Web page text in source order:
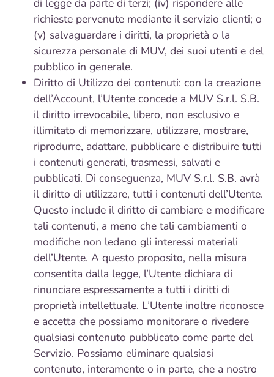
di legge da parte di terzi; (iv) rispondere alle
richieste pervenute mediante il servizio clienti; o
(v) salvaguardare i diritti, la proprietà o la
sicurezza personale di MUV, dei suoi utenti e del
pubblico in generale.
Diritto di Utilizzo dei contenuti: con la creazione
dell’Account, l’Utente concede a MUV S.r.l. S.B.
il diritto irrevocabile, libero, non esclusivo e
illimitato di memorizzare, utilizzare, mostrare,
riprodurre, adattare, pubblicare e distribuire tutti
i contenuti generati, trasmessi, salvati e
pubblicati. Di conseguenza, MUV S.r.l. S.B. avrà
il diritto di utilizzare, tutti i contenuti dell’Utente.
Questo include il diritto di cambiare e modificare
tali contenuti, a meno che tali cambiamenti o
modifiche non ledano gli interessi materiali
dell’Utente. A questo proposito, nella misura
consentita dalla legge, l’Utente dichiara di
rinunciare espressamente a tutti i diritti di
proprietà intellettuale. L’Utente inoltre riconosce
e accetta che possiamo monitorare o rivedere
qualsiasi contenuto pubblicato come parte del
Servizio. Possiamo eliminare qualsiasi
contenuto, interamente o in parte, che a nostro